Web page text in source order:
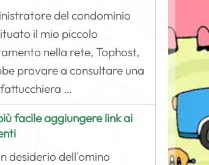
del condominio
il mio piccolo
nella rete, Tophost,
provare a consultare una
…
facile aggiungere link ai
desiderio dell'omino